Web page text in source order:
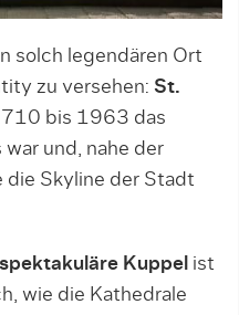
solch legendären Ort
zu versehen: St.
bis 1963 das
und, nahe der
die Skyline der Stadt
spektakuläre Kuppel ist
wie die Kathedrale